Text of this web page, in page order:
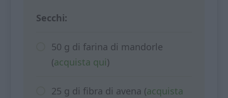
Secchi:
50 g di farina di mandorle
(acquista qui)
25 g di fibra di avena (acquista